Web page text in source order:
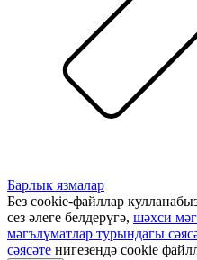
Барлык язмалар
Без cookie-файллар
сез әлеге белдерүгә, шәхси
мәгълүматлар турындагы
сәясәте нигезендә cookie